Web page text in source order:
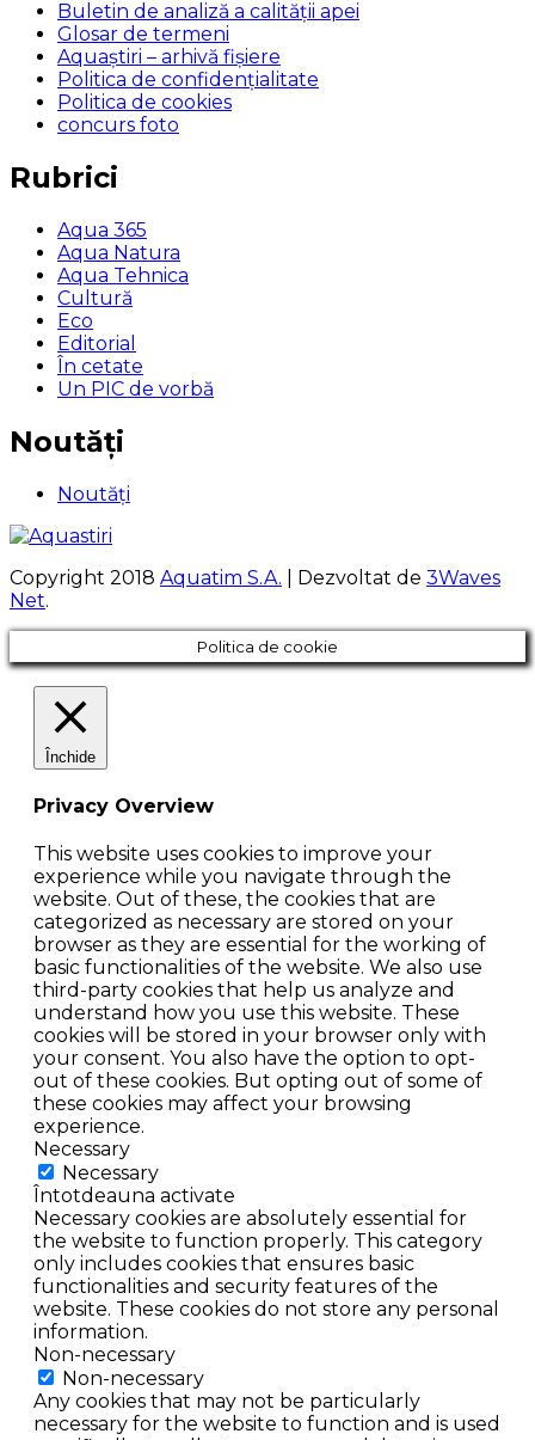
Buletin de analiză a calităţii apei
Glosar de termeni
Aquaștiri – arhivă fișiere
Politica de confidențialitate
Politica de cookies
concurs foto
Rubrici
Aqua 365
Aqua Natura
Aqua Tehnica
Cultură
Eco
Editorial
În cetate
Un PIC de vorbă
Noutăți
Noutăți
Copyright 2018 Aquatim S.A. | Dezvoltat de 3Waves
Net.
Politica de cookie
Închide
Privacy Overview
This website uses cookies to improve your
experience while you navigate through the
website. Out of these, the cookies that are
categorized as necessary are stored on your
browser as they are essential for the working of
basic functionalities of the website. We also use
third-party cookies that help us analyze and
understand how you use this website. These
cookies will be stored in your browser only with
your consent. You also have the option to opt-
out of these cookies. But opting out of some of
these cookies may affect your browsing
experience.
Necessary
Necessary
Întotdeauna activate
Necessary cookies are absolutely essential for
the website to function properly. This category
only includes cookies that ensures basic
functionalities and security features of the
website. These cookies do not store any personal
information.
Non-necessary
Non-necessary
Any cookies that may not be particularly
necessary for the website to function and is used